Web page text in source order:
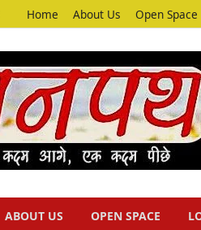
Home About Us Open Space
ABOUT US OPEN SPACE